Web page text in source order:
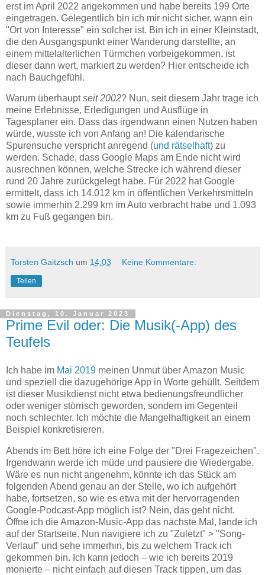
erst im April 2022 angekommen und habe bereits 199 Orte
eingetragen. Gelegentlich bin ich mir nicht sicher, wann ein
"Ort von Interesse" ein solcher ist. Bin ich in einer Kleinstadt,
die den Ausgangspunkt einer Wanderung darstellte, an
einem mittelalterlichen Türmchen vorbeigekommen, ist
dieser dann wert, markiert zu werden? Hier entscheide ich
nach Bauchgefühl.
Warum überhauptseit 2002? Nun, seit diesem Jahr trage ich
meine Erlebnisse, Erledigungen und Ausflüge in
Tagesplaner ein. Dass das irgendwann einen Nutzen haben
würde, wusste ich von Anfang an! Die kalendarische
Spurensuche verspricht anregend (und rätselhaft) zu
werden. Schade, dass Google Maps am Ende nicht wird
ausrechnen können, welche Strecke ich während dieser
rund 20 Jahre zurückgelegt habe. Für 2022 hat Google
ermittelt, dass ich 14.012 km in öffentlichen Verkehrsmitteln
sowie immerhin 2.299 km im Auto verbracht habe und 1.093
km zu Fuß gegangen bin.
Torsten Gaitzsch um 14:03 Keine Kommentare:
Teilen
Dienstag, 10. Januar 2023
Prime Evil oder: Die Musik(-App) des
Teufels
Ich habe im Mai 2019 meinen Unmut über Amazon Music
und speziell die dazugehörige App in Worte gehüllt. Seitdem
ist dieser Musikdienst nicht etwa bedienungsfreundlicher
oder weniger störrisch geworden, sondern im Gegenteil
noch schlechter. Ich möchte die Mangelhaftigkeit an einem
Beispiel konkretisieren.
Abends im Bett höre ich eine Folge der "Drei Fragezeichen".
Irgendwann werde ich müde und pausiere die Wiedergabe.
Wäre es nun nicht angenehm, könnte ich das Stück am
folgenden Abend genau an der Stelle, wo ich aufgehört
habe, fortsetzen, so wie es etwa mit der hervorragenden
Google-Podcast-App möglich ist? Nein, das geht nicht.
Öffne ich die Amazon-Music-App das nächste Mal, lande ich
auf der Startseite. Nun navigiere ich zu "Zuletzt" > "Song-
Verlauf" und sehe immerhin, bis zu welchem Track ich
gekommen bin. Ich kann jedoch – wie ich bereits 2019
monierte – nicht einfach auf diesen Track tippen, um das